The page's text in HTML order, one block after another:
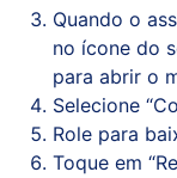
Quando o
no ícone do
para abrir o
Selecione
Role para
Toque em